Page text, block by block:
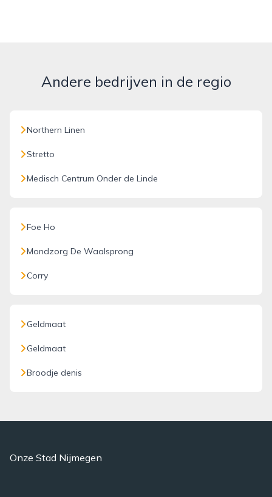
Andere bedrijven in de regio
Northern Linen
Stretto
Medisch Centrum Onder de Linde
Foe Ho
Mondzorg De Waalsprong
Corry
Geldmaat
Geldmaat
Broodje denis
Onze Stad Nijmegen